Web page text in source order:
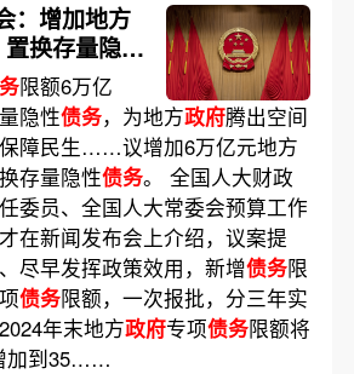
：增加地方
换存量隐性
限额6万亿
隐性债务，为地方政府腾出空间
障民生……议增加6万亿元地方
存量隐性债务。 全国人大财政
委员、全国人大常委会预算工作
在新闻发布会上介绍，议案提
尽早发挥政策效用，新增债务限
债务限额，一次报批，分三年实
年末地方政府专项债务限额将
加到35……